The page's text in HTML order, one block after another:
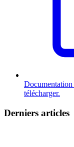
Documentation
télécharger.
Derniers articles